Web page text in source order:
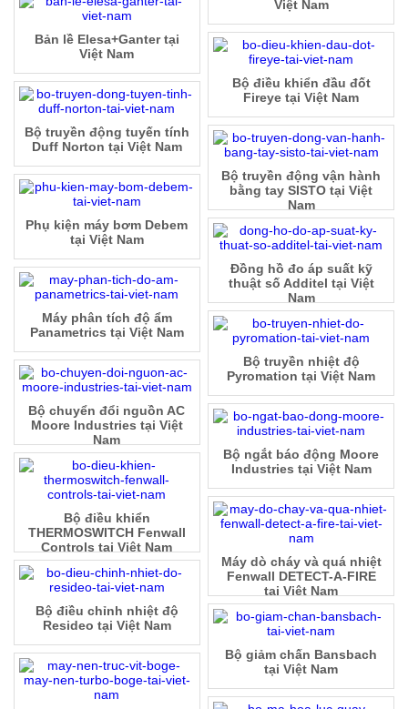
Việt Nam
Bản lề Elesa+Ganter tại
Việt Nam
Bộ điều khiển đầu đốt
Fireye tại Việt Nam
Bộ truyền động tuyến tính
Duff Norton tại Việt Nam
Bộ truyền động vận hành
bằng tay SISTO tại Việt
Nam
Phụ kiện máy bơm Debem
tại Việt Nam
Đồng hồ đo áp suất kỹ
thuật số Additel tại Việt
Nam
Máy phân tích độ ẩm
Panametrics tại Việt Nam
Bộ truyền nhiệt độ
Pyromation tại Việt Nam
Bộ chuyển đổi nguồn AC
Moore Industries tại Việt
Nam
Bộ ngắt báo động Moore
Industries tại Việt Nam
Bộ điều khiển
THERMOSWITCH Fenwall
Controls tại Việt Nam
Máy dò cháy và quá nhiệt
Fenwall DETECT-A-FIRE
tại Việt Nam
Bộ điều chỉnh nhiệt độ
Resideo tại Việt Nam
Bộ giảm chấn Bansbach
tại Việt Nam